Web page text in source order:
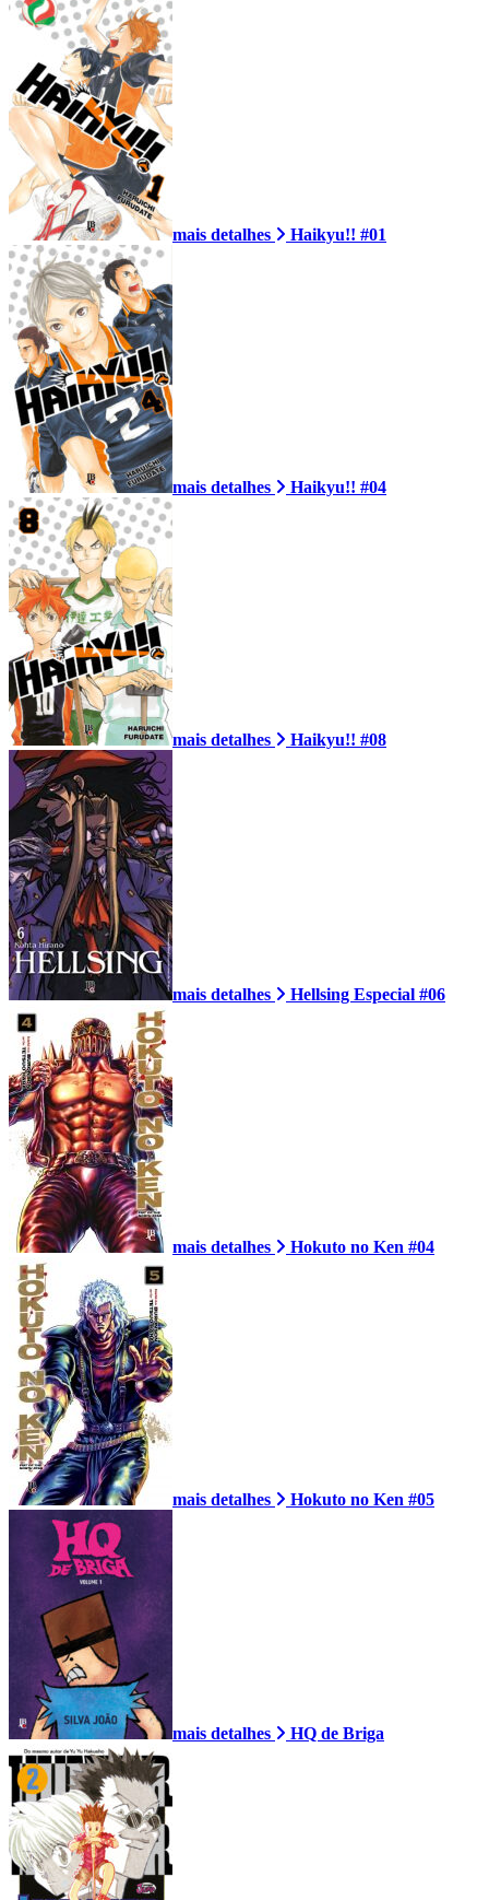
mais detalhes Haikyu!! #01
mais detalhes Haikyu!! #04
mais detalhes Haikyu!! #08
mais detalhes Hellsing Especial #06
mais detalhes Hokuto no Ken #04
mais detalhes Hokuto no Ken #05
mais detalhes HQ de Briga